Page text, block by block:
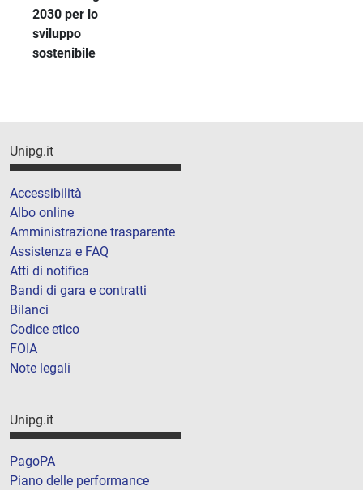
2030 per lo
sviluppo
sostenibile
Unipg.it
Accessibilità
Albo online
Amministrazione trasparente
Assistenza e FAQ
Atti di notifica
Bandi di gara e contratti
Bilanci
Codice etico
FOIA
Note legali
Unipg.it
PagoPA
Piano delle performance